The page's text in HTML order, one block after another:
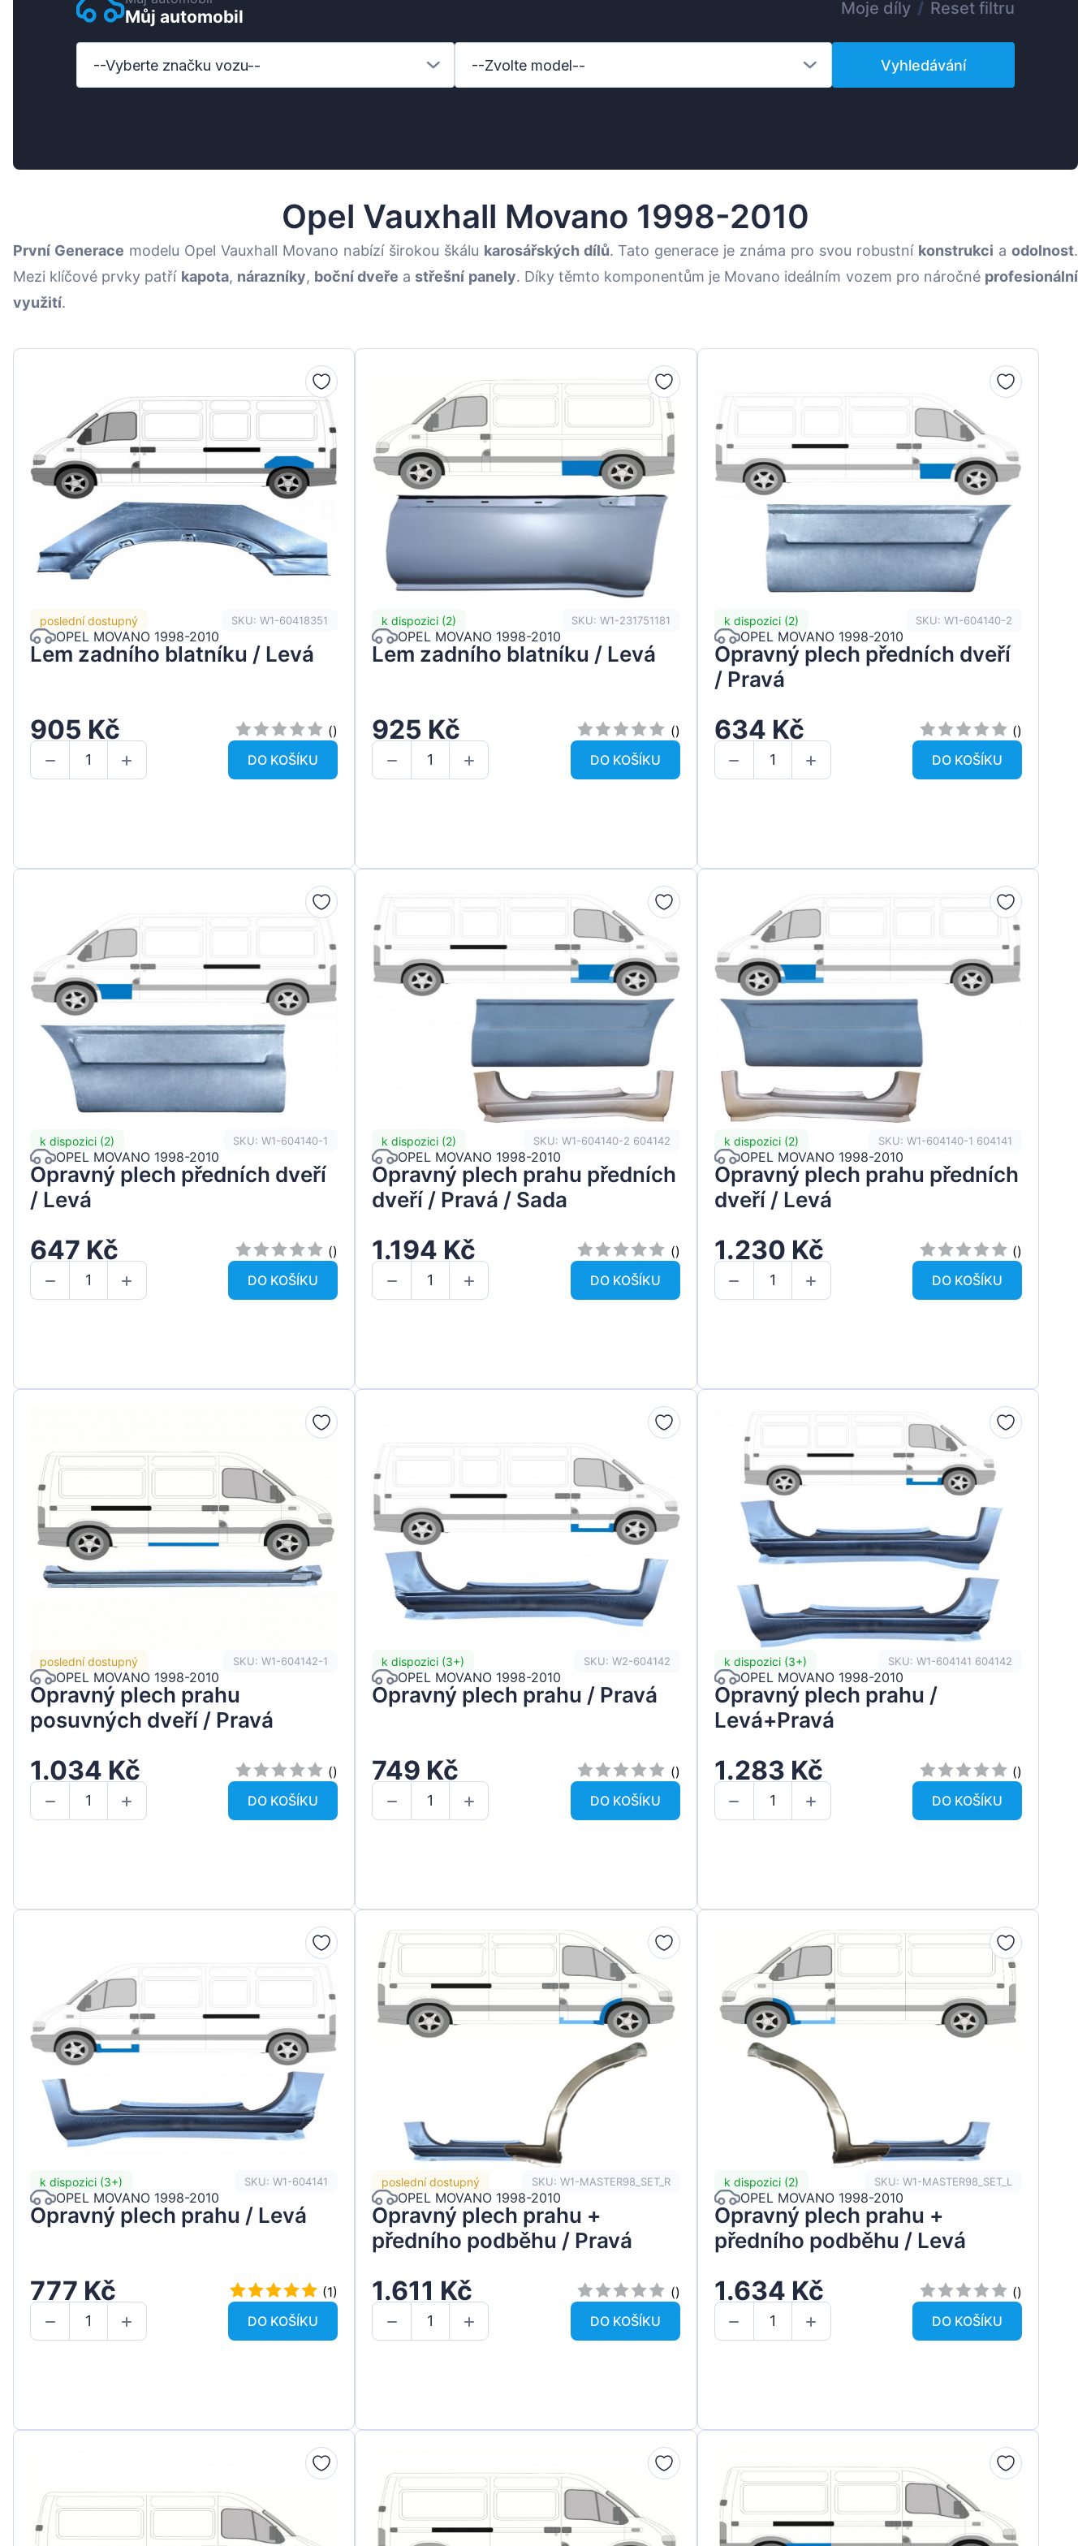
Magyar
Lietuvių
Hrvatski
Ford
Hyundai
Mazda
Mercedes-Benz
Opel Vauxhall
Renault
Seat
Skoda
Suzuki
Tesla
Toyota
Můj automobil Moje díly / Reset filtru
--Vyberte značku vozu-- --Zvolte model-- Vyhledávání
Opel Vauxhall Movano 1998-2010
První Generace modelu Opel Vauxhall Movano nabízí širokou škálu karosářských dílů. Tato generace je známa pro svou robustní konstrukci aodolnost.
Mezi klíčové prvky patří kapota, nárazníky, boční dveře astřešní panely. Díky těmto komponentům je Movano ideálním vozem pro náročné profesionální
využití.
poslední dostupný SKU: W1-60418351
OPEL MOVANO 1998-2010
Lem zadního blatníku / Levá
905 Kč
()
DO KOŠÍKU
k dispozici (2) SKU: W1-231751181
OPEL MOVANO 1998-2010
Lem zadního blatníku / Levá
925 Kč
()
DO KOŠÍKU
k dispozici (2) SKU: W1-604140-2
OPEL MOVANO 1998-2010
Opravný plech předních dveří
/ Pravá
634 Kč
()
DO KOŠÍKU
k dispozici (2) SKU: W1-604140-1
OPEL MOVANO 1998-2010
Opravný plech předních dveří
/ Levá
647 Kč
()
DO KOŠÍKU
k dispozici (2) SKU: W1-604140-2 604142
OPEL MOVANO 1998-2010
Opravný plech prahu předních
dveří / Pravá / Sada
1.194 Kč
()
DO KOŠÍKU
k dispozici (2) SKU: W1-604140-1 604141
OPEL MOVANO 1998-2010
Opravný plech prahu předních
dveří / Levá
1.230 Kč
()
DO KOŠÍKU
poslední dostupný SKU: W1-604142-1
OPEL MOVANO 1998-2010
Opravný plech prahu
posuvných dveří / Pravá
1.034 Kč
()
DO KOŠÍKU
k dispozici (3+) SKU: W2-604142
OPEL MOVANO 1998-2010
Opravný plech prahu / Pravá
749 Kč
()
DO KOŠÍKU
k dispozici (3+) SKU: W1-604141 604142
OPEL MOVANO 1998-2010
Opravný plech prahu /
Levá+Pravá
1.283 Kč
()
DO KOŠÍKU
k dispozici (3+) SKU: W1-604141
OPEL MOVANO 1998-2010
Opravný plech prahu / Levá
777 Kč
(1)
DO KOŠÍKU
poslední dostupný SKU: W1-MASTER98_SET_R
OPEL MOVANO 1998-2010
Opravný plech prahu +
předního podběhu / Pravá
1.611 Kč
()
DO KOŠÍKU
k dispozici (2) SKU: W1-MASTER98_SET_L
OPEL MOVANO 1998-2010
Opravný plech prahu +
předního podběhu / Levá
1.634 Kč
()
DO KOŠÍKU